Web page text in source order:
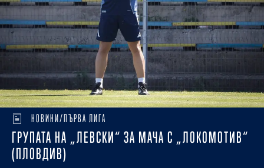
НОВИНИ/ПЪРВА ЛИГА
ГРУПАТА НА „ЛЕВСКИ“ ЗА МАЧА С „ЛОКОМОТИВ“
(ПЛОВДИВ)